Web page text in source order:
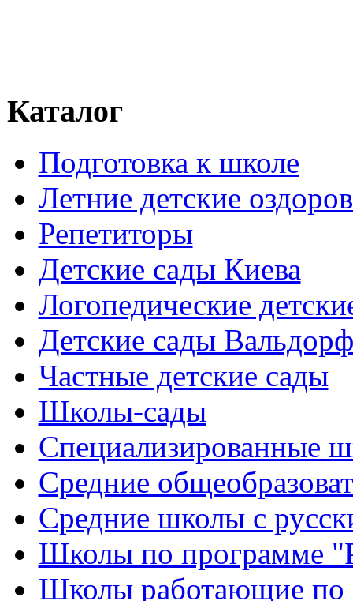
Каталог
Подготовка к школе
Летние детские
Репетиторы
Детские сады Киева
Логопедические
Детские сады
Частные детские сады
Школы-сады
Cпециализированные
Cредние
Средние школы с
Школы по программе
Школы работающие по